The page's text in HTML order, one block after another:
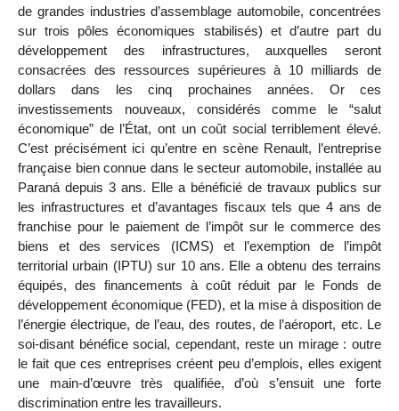
de grandes industries d’assemblage automobile, concentrées
sur trois pôles économiques stabilisés) et d’autre part du
développement des infrastructures, auxquelles seront
consacrées des ressources supérieures à 10 milliards de
dollars dans les cinq prochaines années. Or ces
investissements nouveaux, considérés comme le “salut
économique” de l’État, ont un coût social terriblement élevé.
C’est précisément ici qu’entre en scène Renault, l’entreprise
française bien connue dans le secteur automobile, installée au
Paraná depuis 3 ans. Elle a bénéficié de travaux publics sur
les infrastructures et d’avantages fiscaux tels que 4 ans de
franchise pour le paiement de l’impôt sur le commerce des
biens et des services (ICMS) et l’exemption de l’impôt
territorial urbain (IPTU) sur 10 ans. Elle a obtenu des terrains
équipés, des financements à coût réduit par le Fonds de
développement économique (FED), et la mise à disposition de
l’énergie électrique, de l’eau, des routes, de l’aéroport, etc. Le
soi-disant bénéfice social, cependant, reste un mirage : outre
le fait que ces entreprises créent peu d’emplois, elles exigent
une main-d’œuvre très qualifiée, d’où s’ensuit une forte
discrimination entre les travailleurs.